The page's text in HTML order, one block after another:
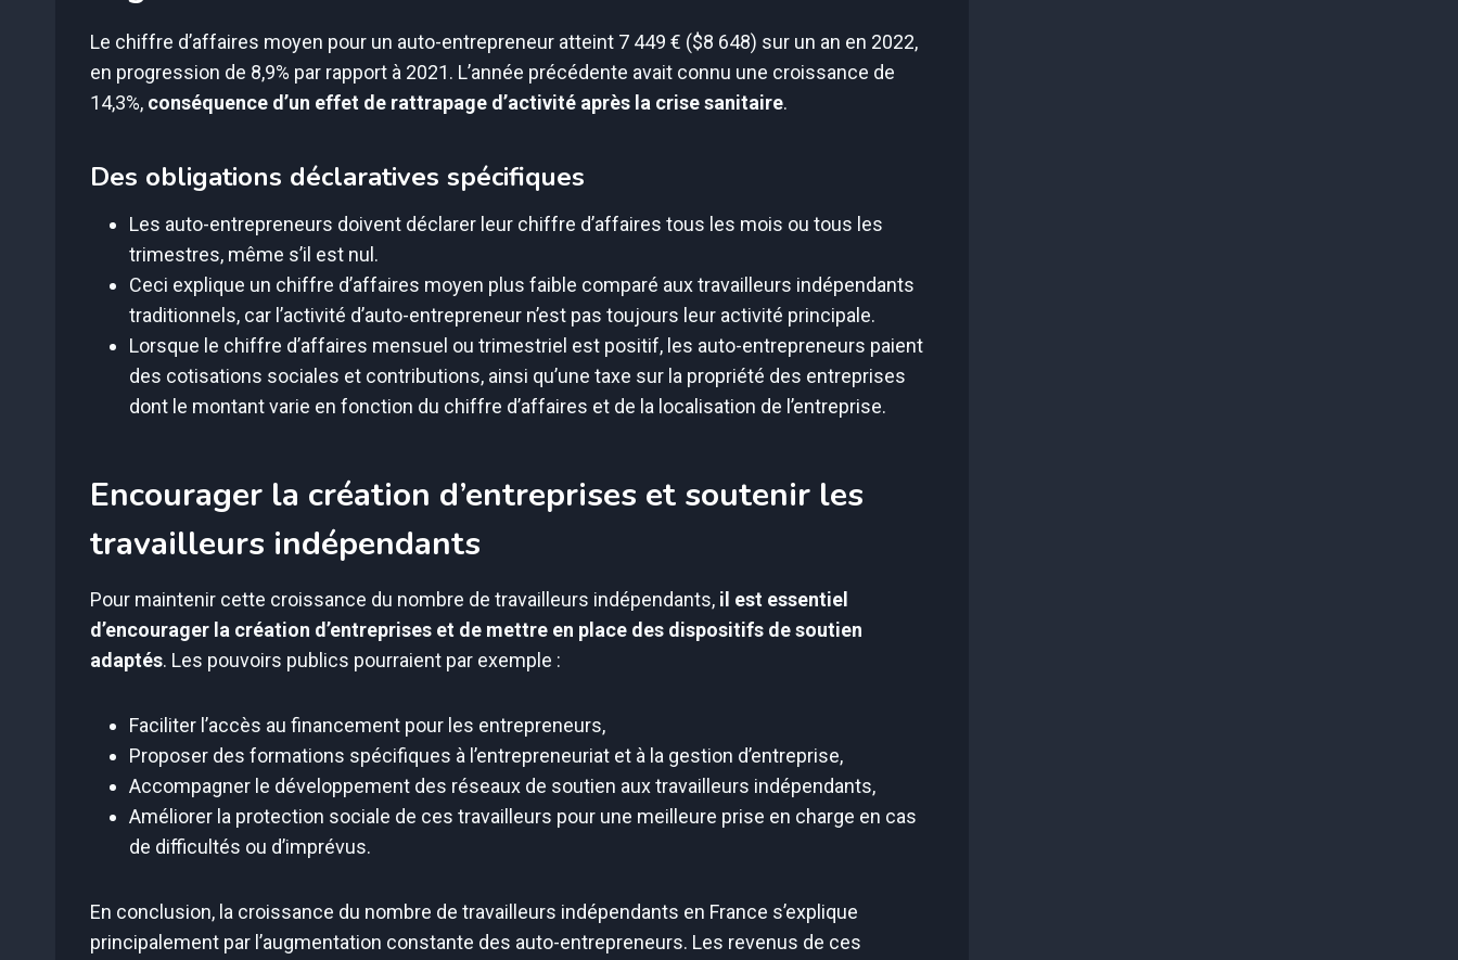
Le chiffre d’affaires moyen pour un auto-entrepreneur atteint 7 449 € ($8 648) sur un an en 2022,
en progression de 8,9% par rapport à 2021. L’année précédente avait connu une croissance de
14,3%, conséquence d’un effet de rattrapage d’activité après la crise sanitaire.
Des obligations déclaratives spécifiques
Les auto-entrepreneurs doivent déclarer leur chiffre d’affaires tous les mois ou tous les
trimestres, même s’il est nul.
Ceci explique un chiffre d’affaires moyen plus faible comparé aux travailleurs indépendants
traditionnels, car l’activité d’auto-entrepreneur n’est pas toujours leur activité principale.
Lorsque le chiffre d’affaires mensuel ou trimestriel est positif, les auto-entrepreneurs paient
des cotisations sociales et contributions, ainsi qu’une taxe sur la propriété des entreprises
dont le montant varie en fonction du chiffre d’affaires et de la localisation de l’entreprise.
Encourager la création d’entreprises et soutenir les
travailleurs indépendants
Pour maintenir cette croissance du nombre de travailleurs indépendants, il est essentiel
d’encourager la création d’entreprises et de mettre en place des dispositifs de soutien
adaptés. Les pouvoirs publics pourraient par exemple :
Faciliter l’accès au financement pour les entrepreneurs,
Proposer des formations spécifiques à l’entrepreneuriat et à la gestion d’entreprise,
Accompagner le développement des réseaux de soutien aux travailleurs indépendants,
Améliorer la protection sociale de ces travailleurs pour une meilleure prise en charge en cas
de difficultés ou d’imprévus.
En conclusion, la croissance du nombre de travailleurs indépendants en France s’explique
principalement par l’augmentation constante des auto-entrepreneurs. Les revenus de ces